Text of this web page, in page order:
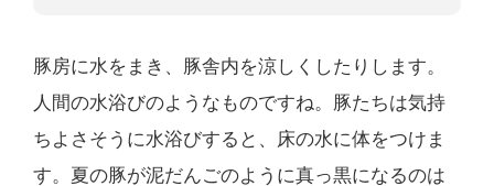
豚房に水をまき、豚舎内を涼しくしたりします。
人間の水浴びのようなものですね。豚たちは気持
ちよさそうに水浴びすると、床の水に体をつけま
す。夏の豚が泥だんごのように真っ黒になるのは